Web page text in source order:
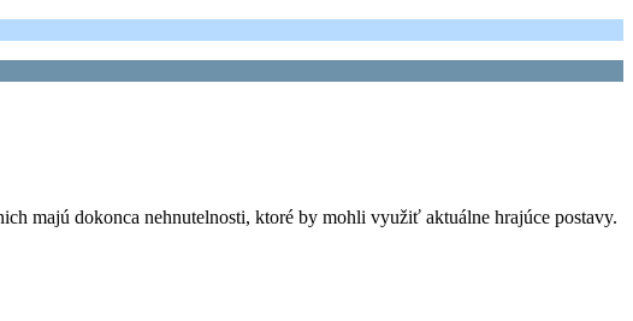
majú dokonca nehnutelnosti, ktoré by mohli využiť aktuálne hrajúce postavy.